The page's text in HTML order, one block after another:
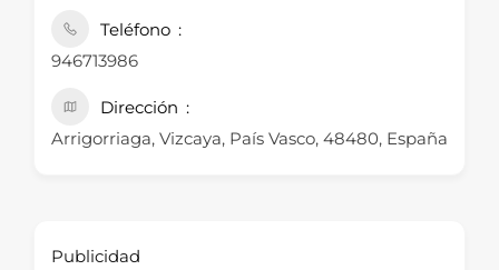
Teléfono
946713986
Dirección
Arrigorriaga, Vizcaya, País Vasco, 48480, España
Publicidad